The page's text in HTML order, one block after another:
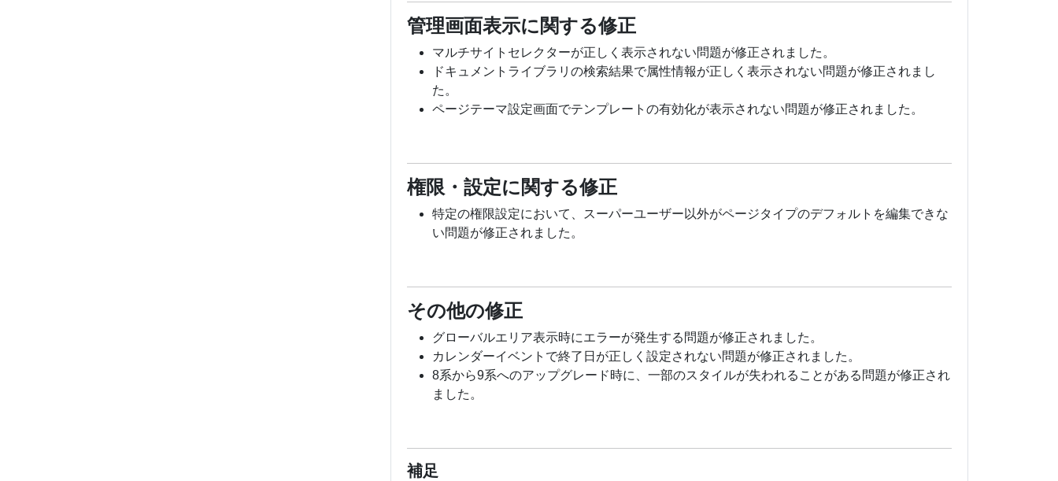
管理画面表示に関する修正
マルチサイトセレクターが正しく表示されない問題が修正されました。
ドキュメントライブラリの検索結果で属性情報が正しく表示されない問題が修正されまし
た。
ページテーマ設定画面でテンプレートの有効化が表示されない問題が修正されました。
権限・設定に関する修正
特定の権限設定において、スーパーユーザー以外がページタイプのデフォルトを編集できな
い問題が修正されました。
その他の修正
グローバルエリア表示時にエラーが発生する問題が修正されました。
カレンダーイベントで終了日が正しく設定されない問題が修正されました。
8系から9系へのアップグレード時に、一部のスタイルが失われることがある問題が修正され
ました。
補足